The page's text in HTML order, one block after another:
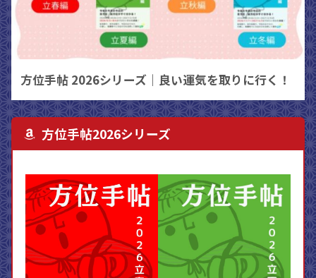
方位手帖 2026シリーズ｜良い運気を取りに行く！
方位手帖2026シリーズ